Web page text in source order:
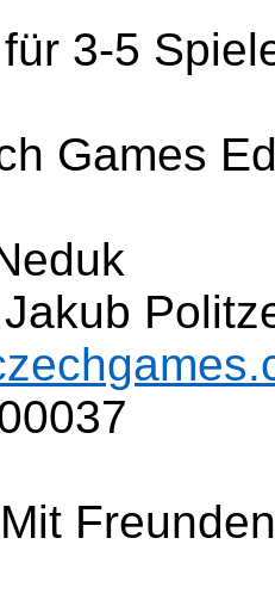
3-5
Games
Freunden